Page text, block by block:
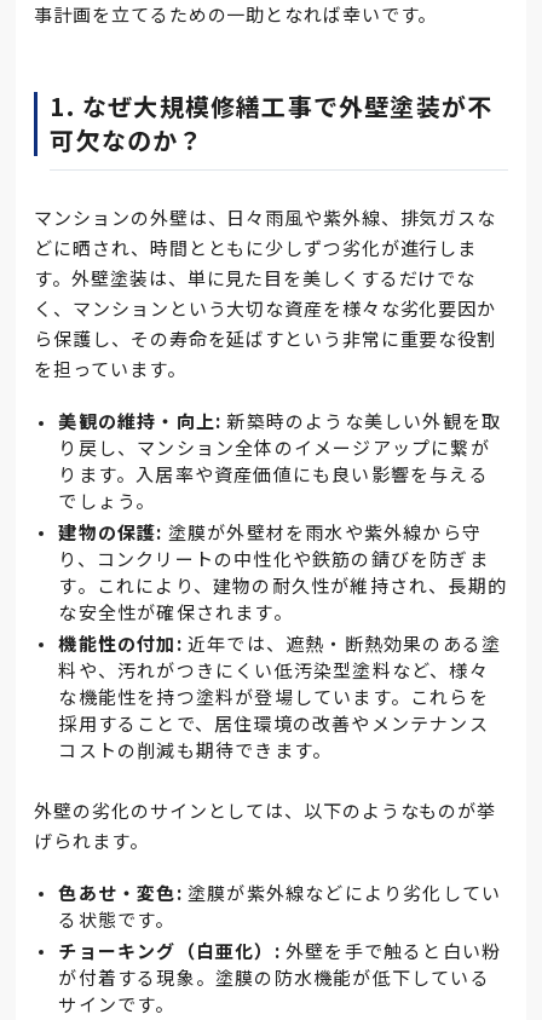
事計画を立てるための一助となれば幸いです。
1. なぜ大規模修繕工事で外壁塗装が不
可欠なのか？
マンションの外壁は、日々雨風や紫外線、排気ガスな
どに晒され、時間とともに少しずつ劣化が進行しま
す。外壁塗装は、単に見た目を美しくするだけでな
く、マンションという大切な資産を様々な劣化要因か
ら保護し、その寿命を延ばすという非常に重要な役割
を担っています。
美観の維持・向上: 新築時のような美しい外観を取
り戻し、マンション全体のイメージアップに繋が
ります。入居率や資産価値にも良い影響を与える
でしょう。
建物の保護: 塗膜が外壁材を雨水や紫外線から守
り、コンクリートの中性化や鉄筋の錆びを防ぎま
す。これにより、建物の耐久性が維持され、長期的
な安全性が確保されます。
機能性の付加: 近年では、遮熱・断熱効果のある塗
料や、汚れがつきにくい低汚染型塗料など、様々
な機能性を持つ塗料が登場しています。これらを
採用することで、居住環境の改善やメンテナンス
コストの削減も期待できます。
外壁の劣化のサインとしては、以下のようなものが挙
げられます。
色あせ・変色: 塗膜が紫外線などにより劣化してい
る状態です。
チョーキング（白亜化）: 外壁を手で触ると白い粉
が付着する現象。塗膜の防水機能が低下している
サインです。